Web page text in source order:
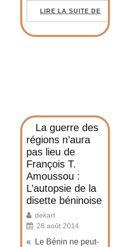
LIRE LA SUITE DE
La guerre des
régions n’aura
pas lieu de
François T.
Amoussou :
L’autopsie de la
disette béninoise
dekart
28 août 2014
« Le Bénin ne peut-